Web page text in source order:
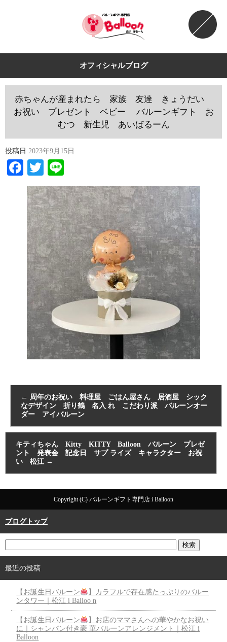
オフィシャルブログ
赤ちゃんが産まれたら 家族 友達 きょうだい
お祝い プレゼント ベビー バルーンギフト お
むつ 新生児 あいばるーん
投稿日 2023年9月15日
Facebook
Twitter
← 周年のお祝い 料理屋 ごはん屋さん 居酒屋 シック
なデザイン 折り鶴 名入 れ こだわり派 バルーンオー
ダー アイバルーン
キティちゃん Kitty KITTY Balloon バルーン プレゼ
ント 発表会 記念日 サプ ライズ キャラクター お祝
い 松江 →
Copyright (C) バルーンギフト専門店 i Balloon
ブログトップ
最近の投稿
【お誕生日バルーン
】カラフルで存在感たっぷりのバルー
ンタワー｜松江 i Balloo n
【お誕生日バルーン
】お店のママさんへの華やかなお祝い
に｜シャンパン付き豪 華バルーンアレンジメント｜松江 i
Balloon